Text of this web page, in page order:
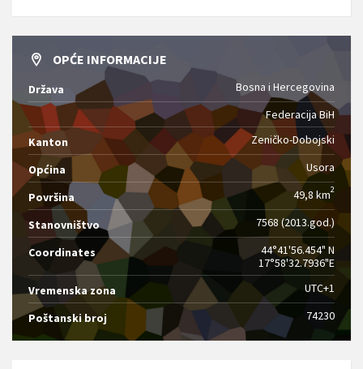
OPĆE INFORMACIJE
Država
Bosna i Hercegovina
Federacija BiH
Kanton
Zeničko-Dobojski
Općina Usora
Površina 49,8 km2
Stanovništvo 7568 (2013.god.)
Coordinates
44°41'56.454" N
17°58'32.7936"E
Vremenska zona
UTC+1
Poštanski broj 74230